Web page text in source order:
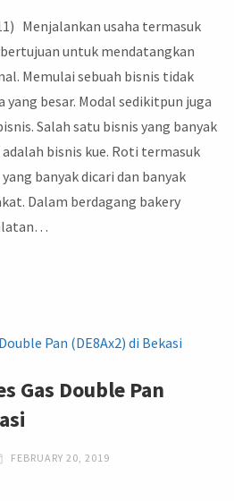
Menjalankan usaha termasuk
untuk mendatangkan
Memulai sebuah bisnis tidak
yang besar. Modal sedikitpun juga
Salah satu bisnis yang banyak
bisnis kue. Roti termasuk
banyak dicari dan banyak
Dalam berdagang bakery
Gas Double Pan
FEBRUARY 20, 2019